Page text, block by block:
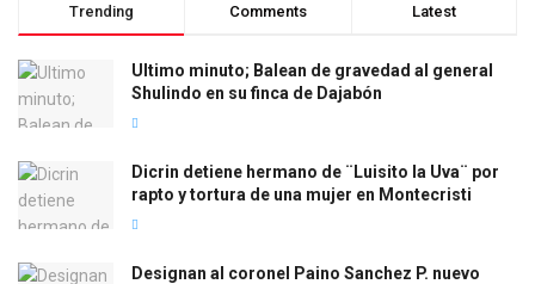
Trending Comments Latest
Ultimo minuto; Balean de gravedad al general
Shulindo en su finca de Dajabón
Dicrin detiene hermano de ¨Luisito la Uva¨ por
rapto y tortura de una mujer en Montecristi
Designan al coronel Paino Sanchez P. nuevo